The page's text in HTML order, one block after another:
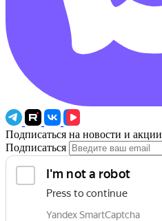
Подписаться на новости и акции
Подписаться